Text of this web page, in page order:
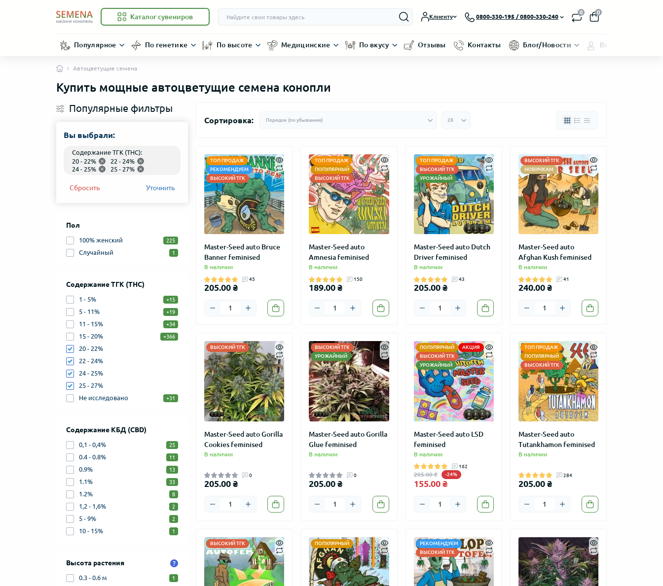
Каталог сувениров Клиенту 0800-330-195 / 0800-330-240
0 0
Популярное По генетике По высоте Медицинские По вкусу Отзывы Контакты Блог/Новости Вход/
Автоцветущие семена
Купить мощные автоцветущие семена конопли
Популярные фильтры
Вы выбрали:
Содержание ТГК (THC):
20 - 22%
22 - 24%
24 - 25%
25 - 27%
Сбросить Уточнить
Пол
100% женский 225
Случайный 1
Содержание ТГК (THC)
1 - 5% +15
5 - 11% +19
11 - 15% +34
15 - 20% +366
20 - 22%
22 - 24%
24 - 25%
25 - 27%
Не исследовано
+31
Содержание КБД (CBD)
0,1 - 0,4% 25
0.4 - 0.8% 11
0.9% 13
1.1% 33
1.2% 8
1,2 - 1,6% 2
5 - 9% 2
10 - 15% 1
Высота растения
0.3 - 0.6 м 1
Сортировка:
ТОП ПРОДАЖ
РЕКОМЕНДУЕМ
ВЫСОКИЙ ТГК
Master-Seed auto Bruce
Banner feminised
В наличии
45
205.00 ₴
ТОП ПРОДАЖ
ПОПУЛЯРНЫЙ
ВЫСОКИЙ ТГК
Master-Seed auto
Amnesia feminised
В наличии
150
189.00 ₴
ТОП ПРОДАЖ
ВЫСОКИЙ ТГК
УРОЖАЙНЫЙ
Master-Seed auto Dutch
Driver feminised
В наличии
43
205.00 ₴
ВЫСОКИЙ ТГК
НОВИЧКАМ
Master-Seed auto
Afghan Kush feminised
В наличии
41
240.00 ₴
ВЫСОКИЙ ТГК
Master-Seed auto Gorilla
Cookies feminised
В наличии
0
205.00 ₴
ВЫСОКИЙ ТГК
УРОЖАЙНЫЙ
Master-Seed auto Gorilla
Glue feminised
В наличии
0
205.00 ₴
ПОПУЛЯРНЫЙ
АКЦИЯ
ВЫСОКИЙ ТГК
УРОЖАЙНЫЙ
Master-Seed auto LSD
feminised
В наличии
162
205.00 ₴ -24%
155.00 ₴
ТОП ПРОДАЖ
ПОПУЛЯРНЫЙ
ВЫСОКИЙ ТГК
Master-Seed auto
Tutankhamon feminised
В наличии
284
205.00 ₴
ВЫСОКИЙ ТГК ПОПУЛЯРНЫЙ
РЕКОМЕНДУЕМ
ВЫСОКИЙ ТГК